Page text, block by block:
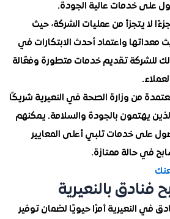
عالية الجودة.
من عمليات الشركة، حيث
واعتماد أحدث الابتكارات في
تقديم خدمات متطورة وفعّالة
وزارة الصحة في النعيرية شريكًا
بالجودة والسلامة. يمكنهم
تلبي أعلى المعايير
ممتازة.
بالنعيرية
أمرًا حيويًا لضمان توفير